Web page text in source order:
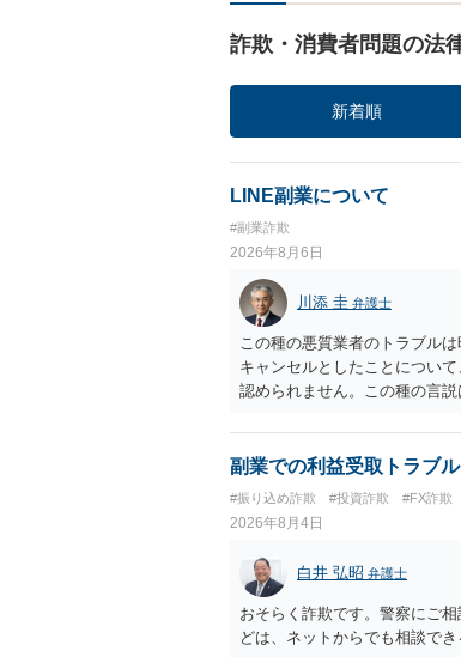
詐欺・消費者問題の法
新着順
LINE副業について
#副業詐欺
2026年8月6日
川添 圭 弁護士
この種の悪質業者のトラブル
キャンセルとしたことについ
認められません。この種の言
ば、弁護士へ依頼して警告し
副業での利益受取トラブ
#振り込め詐欺 #投資詐欺 #FX詐欺
2026年8月4日
白井 弘昭 弁護士
おそらく詐欺です。警察にご
どは、ネットからでも相談で